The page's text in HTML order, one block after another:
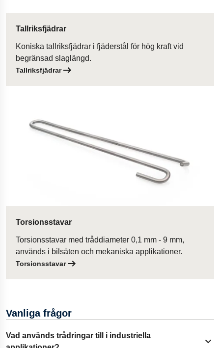
Tallriksfjädrar
Koniska tallriksfjädrar i fjäderstål för hög kraft vid
begränsad slaglängd.
Tallriksfjädrar
Torsionsstavar
Torsionsstavar med tråddiameter 0,1 mm - 9 mm,
används i bilsäten och mekaniska applikationer.
Torsionsstavar
Vanliga frågor
Vad används trådringar till i industriella
Fäll ut innehåll